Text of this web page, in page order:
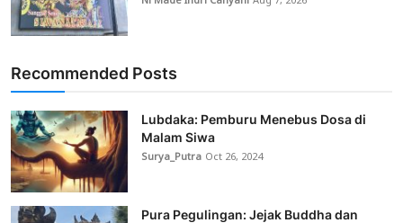
Recommended Posts
Lubdaka: Pemburu Menebus Dosa di
Malam Siwa
Surya_Putra Oct 26, 2024
Pura Pegulingan: Jejak Buddha dan